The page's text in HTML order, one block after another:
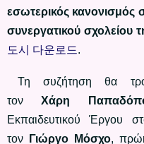
εσωτερικός κανονισμός
συνεργατικού σχολείου
도시 다운로드.
Τη συζήτηση θα
τονΧάρη
Εκπαιδευτικού Έργου
τον
Γιώργο Μόσχο,